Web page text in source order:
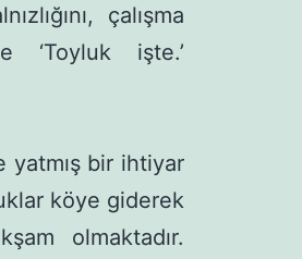
çalışma
‘Toy­luk işte.’
yatmış bir ihtiyar
köye giderek
olmaktadır.